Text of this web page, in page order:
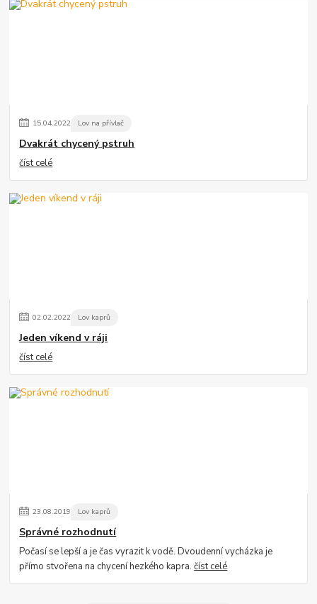
15.04.2022 Lov na přívlač
Dvakrát chycený pstruh
číst celé
02.02.2022 Lov kaprů
Jeden víkend v ráji
číst celé
23.08.2019 Lov kaprů
Správné rozhodnutí
Počasí se lepší a je čas vyrazit k vodě. Dvoudenní vycházka je
přímo stvořena na chycení hezkého kapra.číst celé